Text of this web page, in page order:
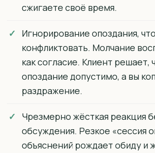
сжигаете своё время.
Игнорирование опоздания,
конфликтовать. Молчание
как согласие. Клиент решает,
опоздание допустимо, а вы
раздражение.
Чрезмерно жёсткая реакция
обсуждения. Резкое «сессия
объяснений рождает обиду и